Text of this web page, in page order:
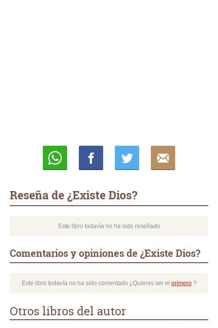
Reseña de ¿Existe Dios?
Este libro todavía no ha sido reseñado
Comentarios y opiniones de ¿Existe Dios?
Este libro todavía no ha sido comentado ¿Quieres ser el primero?
Otros libros del autor